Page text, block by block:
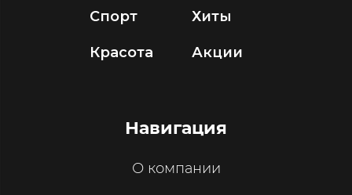
Спорт
Красота
Хиты
Акции
Навигация
О компании